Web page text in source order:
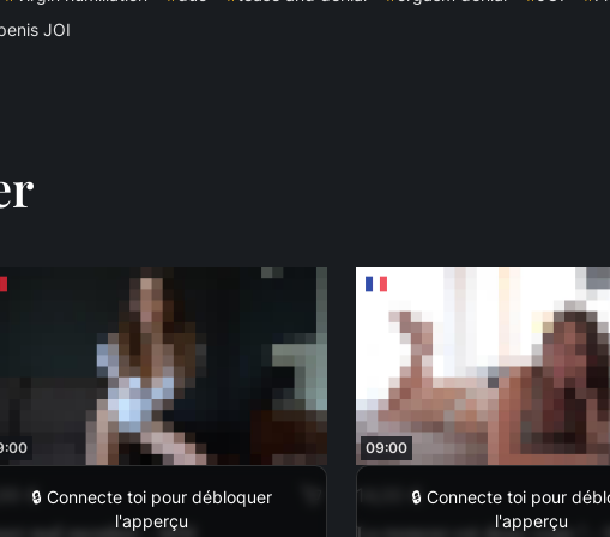
JOI
🔒 Connecte toi pour débloquer
l'apperçu
€
09:00
🔒 Connecte toi pour
l'apperçu
14,00 €